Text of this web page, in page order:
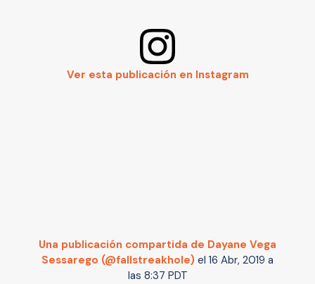
Ver esta publicación en Instagram
Una publicación compartida de Dayane Vega
Sessarego (@fallstreakhole) el 16 Abr, 2019 a
las 8:37 PDT